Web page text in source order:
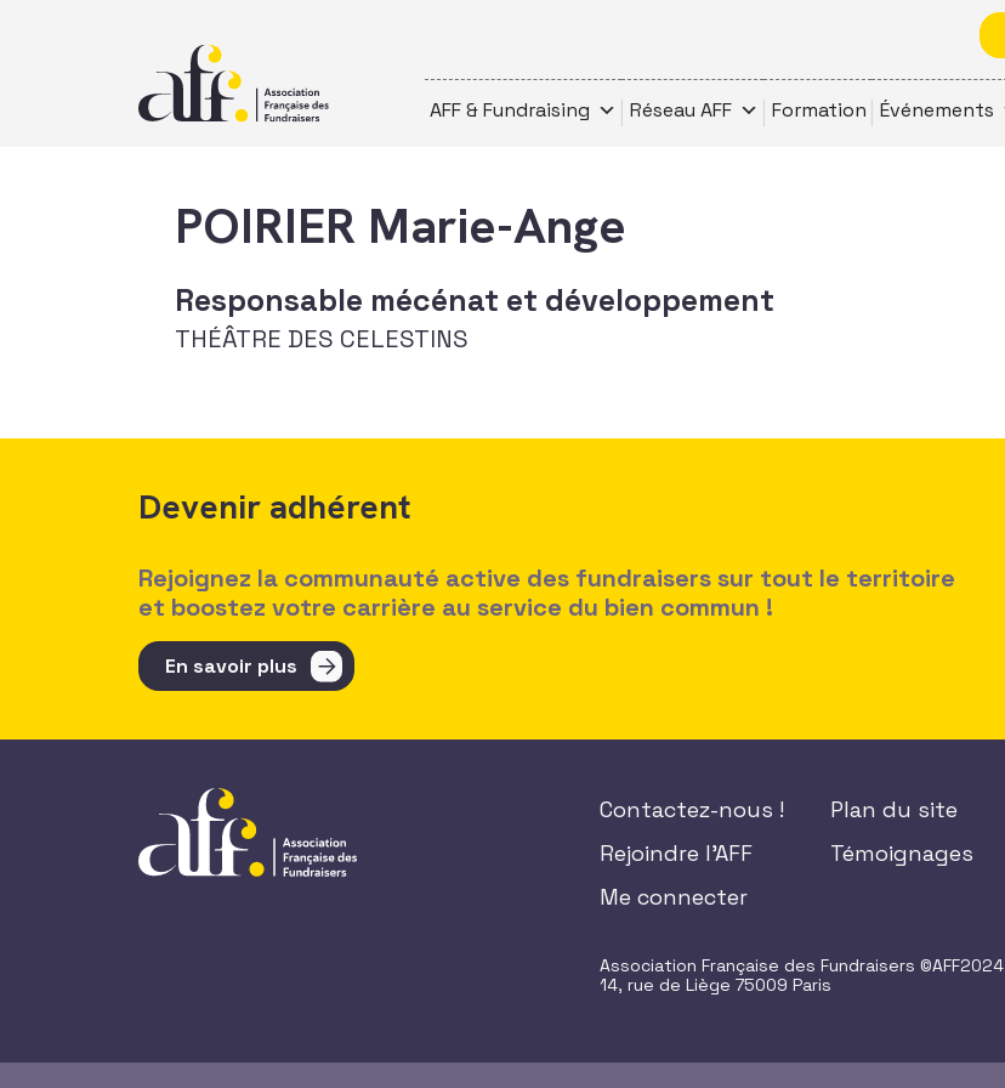
AFF & Fundraising Réseau AFF Formation Événements
POIRIER Marie-Ange
Responsable mécénat et développement
THÉÂTRE DES CELESTINS
Devenir adhérent
Rejoignez la communauté active des fundraisers sur tout le territoire
et boostez votre carrière au service du bien commun !
En savoir plus
Contactez-nous !
Rejoindre l'AFF
Me connecter
Plan du site
Témoignages
Association Française des Fundraisers ©AFF2024
14, rue de Liège 75009 Paris